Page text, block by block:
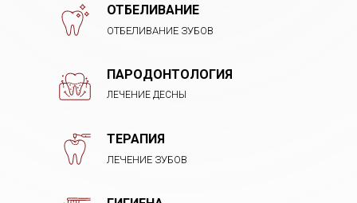
ТЕРАПИЯ
ЛЕЧЕНИЕ ЗУБОВ
ЛЕЧЕНИЕ ДЕСНЫ
ПАРОДОНТОЛОГИЯ
ОТБЕЛИВАНИЕ ЗУБОВ
ОТБЕЛИВАНИЕ